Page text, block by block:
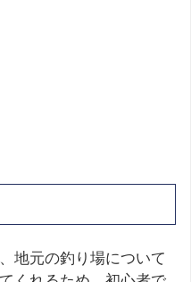
地元の釣り場について